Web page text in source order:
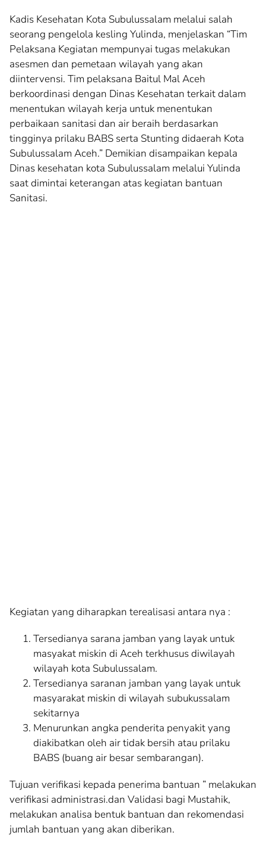
Kadis Kesehatan Kota Subulussalam melalui salah
seorang pengelola kesling Yulinda, menjelaskan “Tim
Pelaksana Kegiatan mempunyai tugas melakukan
asesmen dan pemetaan wilayah yang akan
diintervensi. Tim pelaksana Baitul Mal Aceh
berkoordinasi dengan Dinas Kesehatan terkait dalam
menentukan wilayah kerja untuk menentukan
perbaikaan sanitasi dan air beraih berdasarkan
tingginya prilaku BABS serta Stunting didaerah Kota
Subulussalam Aceh.” Demikian disampaikan kepala
Dinas kesehatan kota Subulussalam melalui Yulinda
saat dimintai keterangan atas kegiatan bantuan
Sanitasi.
Kegiatan yang diharapkan terealisasi antara nya :
Tersedianya sarana jamban yang layak untuk
masyakat miskin di Aceh terkhusus diwilayah
wilayah kota Subulussalam.
Tersedianya saranan jamban yang layak untuk
masyarakat miskin di wilayah subukussalam
sekitarnya
Menurunkan angka penderita penyakit yang
diakibatkan oleh air tidak bersih atau prilaku
BABS (buang air besar sembarangan).
Tujuan verifikasi kepada penerima bantuan ” melakukan
verifikasi administrasi.dan Validasi bagi Mustahik,
melakukan analisa bentuk bantuan dan rekomendasi
jumlah bantuan yang akan diberikan.